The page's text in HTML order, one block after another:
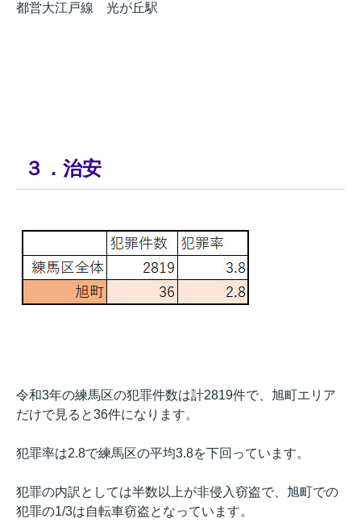
都営大江戸線 光が丘駅
３．治安
令和3年の練馬区の犯罪件数は計2819件で、旭町エリア
だけで見ると36件になります。
犯罪率は2.8で練馬区の平均3.8を下回っています。
犯罪の内訳としては半数以上が非侵入窃盗で、旭町での
犯罪の1/3は自転車窃盗となっています。